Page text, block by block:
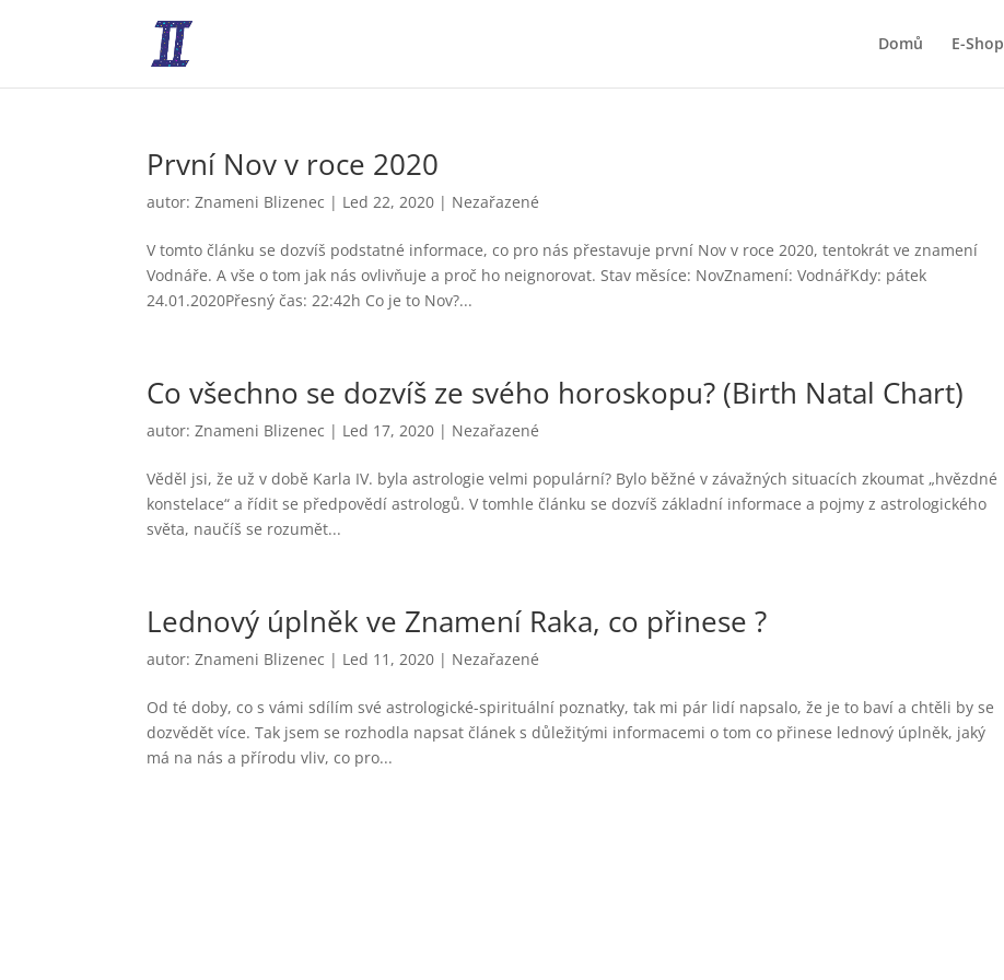
Domů E-Shop
První Nov v roce 2020
autor:Znameni Blizenec | Led 22, 2020 | Nezařazené
V tomto článku se dozvíš podstatné informace, co pro nás přestavuje první Nov v roce 2020, tentokrát ve znamení
Vodnáře. A vše o tom jak nás ovlivňuje a proč ho neignorovat. Stav měsíce: NovZnamení: VodnářKdy: pátek
24.01.2020Přesný čas: 22:42h Co je to Nov?...
Co všechno se dozvíš ze svého horoskopu? (Birth Natal Chart)
autor:Znameni Blizenec | Led 17, 2020 | Nezařazené
Věděl jsi, že už v době Karla IV. byla astrologie velmi populární? Bylo běžné v závažných situacích zkoumat „hvězdné
konstelace“ a řídit se předpovědí astrologů. V tomhle článku se dozvíš základní informace a pojmy z astrologického
světa, naučíš se rozumět...
Lednový úplněk ve Znamení Raka, co přinese ?
autor:Znameni Blizenec | Led 11, 2020 | Nezařazené
Od té doby, co s vámi sdílím své astrologické-spirituální poznatky, tak mi pár lidí napsalo, že je to baví a chtěli by se
dozvědět více. Tak jsem se rozhodla napsat článek s důležitými informacemi o tom co přinese lednový úplněk, jaký
má na nás a přírodu vliv, co pro...